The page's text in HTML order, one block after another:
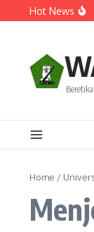
Lewati ke konten
Hot News
Resmi Dilantik! Ini
Home /